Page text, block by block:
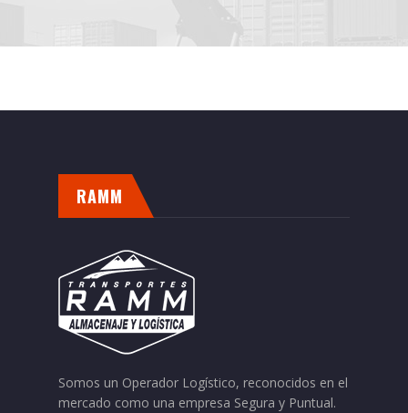
RAMM
Somos un Operador Logístico, reconocidos en el
mercado como una empresa Segura y Puntual.